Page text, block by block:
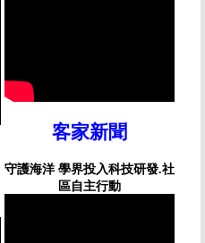
客家新聞
守護海洋 學界投入科技研發.社
區自主行動